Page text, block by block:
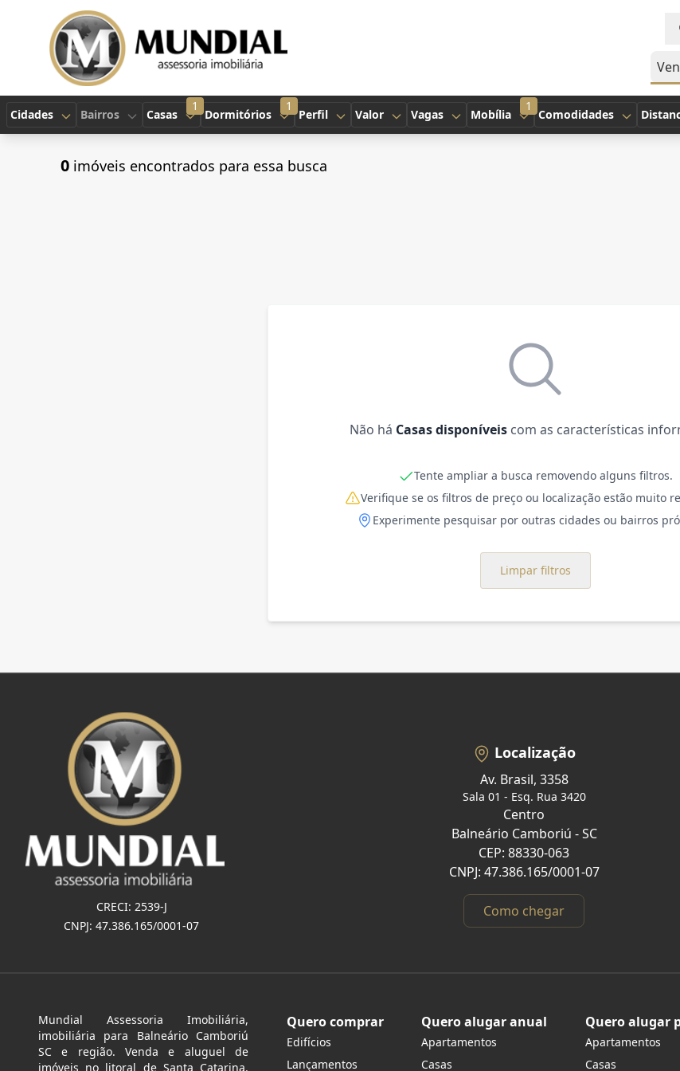
Cidades Bairros
1
Casas
1
Dormitórios Perfil Valor Vagas
1
Mobília Comodidades
0 imóveis encontrados para essa busca
Não há Casas disponíveis com as características
Tente ampliar a busca removendo alguns filtros.
Verifique se os filtros de preço ou localização estão muito
Experimente pesquisar por outras cidades ou bairros
Limpar filtros
CRECI: 2539-J
CNPJ: 47.386.165/0001-07
Localização
Av. Brasil, 3358
Sala 01 - Esq. Rua 3420
Centro
Balneário Camboriú - SC
CEP: 88330-063
CNPJ: 47.386.165/0001-07
Como chegar
Mundial Assessoria Imobiliária,
imobiliária para Balneário Camboriú
SC e região. Venda e aluguel de
imóveis no litoral de Santa Catarina.
Quero comprar
Edifícios
Lançamentos
Quero alugar anual
Apartamentos
Casas
Quero alugar
Apartamentos
Casas